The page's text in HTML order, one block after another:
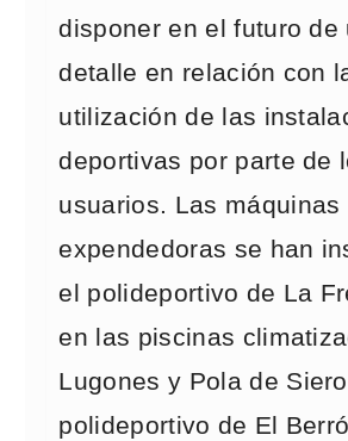
disponer en el futuro de
detalle en relación con
utilización de las
deportivas por parte de
usuarios. Las máquinas
expendedoras se han
el polideportivo de La
en las piscinas
Lugones y Pola de
polideportivo de El